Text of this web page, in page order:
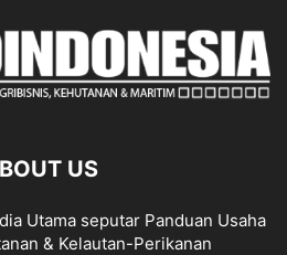
US
Utama seputar Panduan Usaha
& Kelautan-Perikanan